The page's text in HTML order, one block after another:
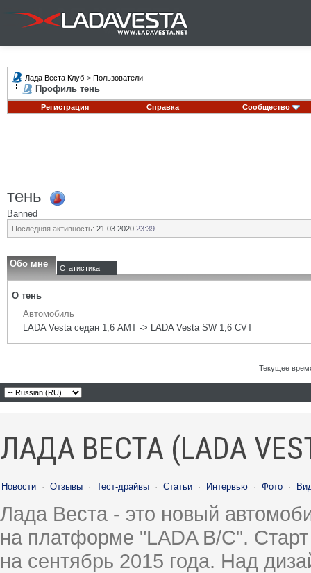
Лада Веста Клуб > Пользователи
Профиль тень
Регистрация Справка Сообщество
тень
Banned
Последняя активность: 21.03.2020 23:39
Обо мне Статистика
О тень
Автомобиль
LADA Vesta седан 1,6 АМТ -> LADA Vesta SW 1,6 CVT
Текущее
ЛАДА ВЕСТА (LADA
Новости · Отзывы · Тест-драйвы · Статьи · Интервью · Фото ·
Лада Веста - это новый
на платформе "LADA B/C".
на сентябрь 2015 года. Над